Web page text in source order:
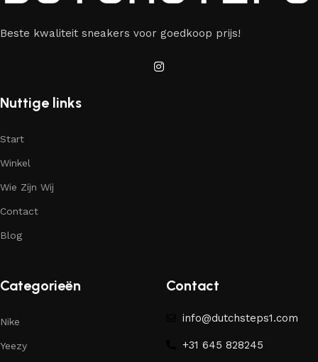
Beste kwaliteit sneakers voor goedkoop prijs!
Nuttige links
Start
Winkel
Wie Zijn Wij
Contact
Blog
Categorieën
Nike
Yeezy
Contact
info@dutchsteps1.com
+31 645 828245